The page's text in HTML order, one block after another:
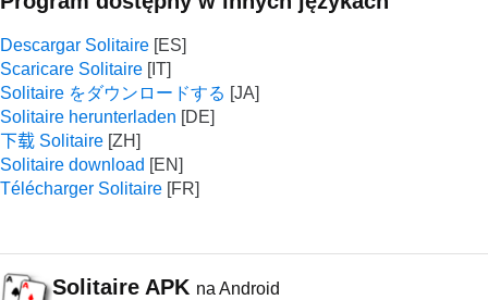
Descargar Solitaire
Scaricare Solitaire
Solitaire をダウンロードする
Solitaire herunterladen
下载 Solitaire
Solitaire download
Télécharger Solitaire
Solitaire APK na Android